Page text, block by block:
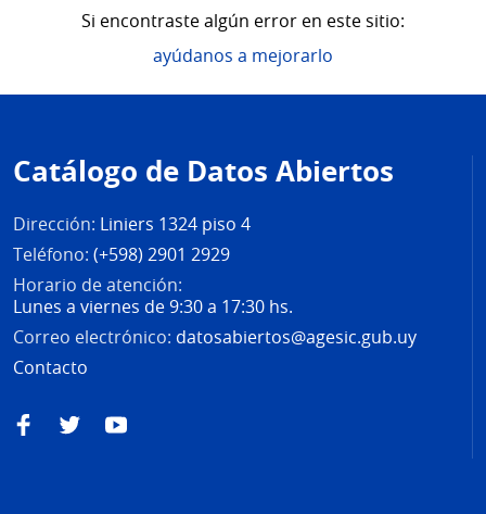
Si encontraste algún error en este sitio:
ayúdanos a mejorarlo
de
página
Catálogo de Datos Abiertos
Dirección: Liniers 1324 piso 4
Teléfono: (+598) 2901 2929
Horario de atención:
Lunes a viernes de 9:30 a 17:30 hs.
Correo electrónico: datosabiertos@agesic.gub.uy
Contacto
FacebookTwitterYouTube